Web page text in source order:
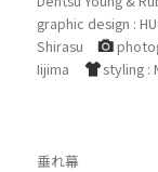
graphic design :
Shirasu
Iijima
styling :
垂れ幕